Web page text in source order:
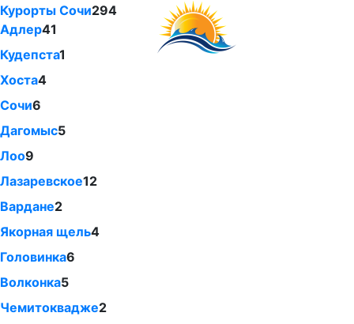
Курорты Сочи294
Адлер41
Кудепста1
Хоста4
Сочи6
Дагомыс5
Лоо9
Лазаревское12
Вардане2
Якорная щель4
Головинка6
Волконка5
Чемитоквадже2